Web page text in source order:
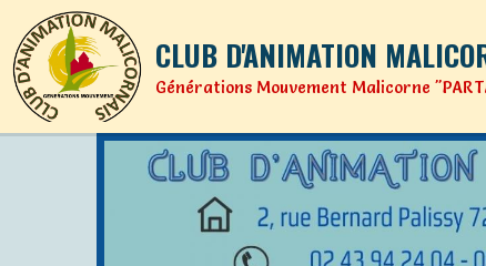
CLUB D'ANIMATION
Générations Mouvement Malicorne